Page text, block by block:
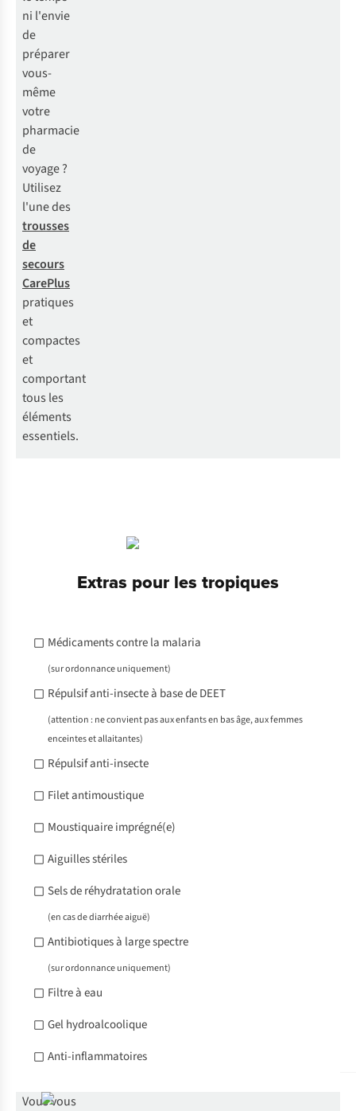
ni l'envie
de
préparer
vous-
même
votre
pharmacie
de
voyage ?
Utilisez
l'une des
trousses
de
secours
CarePlus
pratiques
et
compactes
et
comportant
tous les
éléments
essentiels.
Extras pour les tropiques
Médicaments contre la malaria
(sur ordonnance uniquement)
Répulsif anti-insecte à base de DEET
(attention : ne convient pas aux enfants en bas âge, aux femmes
enceintes et allaitantes)
Répulsif anti-insecte
Filet antimoustique
Moustiquaire imprégné(e)
Aiguilles stériles
Sels de réhydratation orale
(en cas de diarrhée aiguë)
Antibiotiques à large spectre
(sur ordonnance uniquement)
Filtre à eau
Gel hydroalcoolique
Anti-inflammatoires
Vous vous